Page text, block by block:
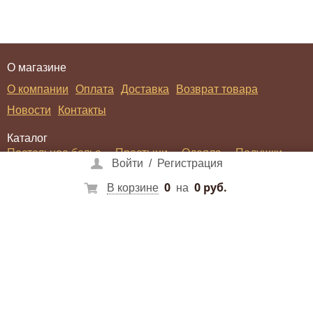
Войти / Регистрация
В корзине 0 на 0 руб.
О магазине
О компании
Оплата Доставка
Возврат товара
Новости
Контакты
Каталог
Постельное белье
Простыни Одеяла
Подушки
Пледы Халаты
Регистрация